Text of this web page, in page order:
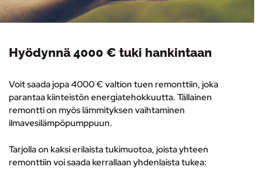
Hyödynnä 4000 € tuki hankintaan
Voit saada jopa 4000 € valtion tuen remonttiin, joka
parantaa kiinteistön energiatehokkuutta. Tällainen
remontti on myös lämmityksen vaihtaminen
ilmavesilämpöpumppuun.
Tarjolla on kaksi erilaista tukimuotoa, joista yhteen
remonttiin voi saada kerrallaan yhdenlaista tukea: